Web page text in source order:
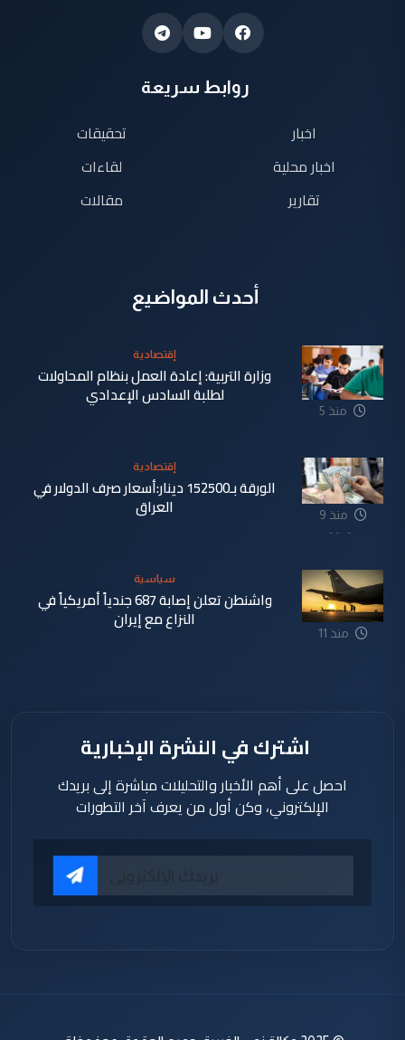
روابط سريعة
اخبار
اخبار محلية
تقارير
تحقيقات
لقاءات
مقالات
أحدث المواضيع
منذ 5
إقتصادية
وزارة التربية: إعادة العمل بنظام المحاولات
لطلبة السادس الإعدادي
منذ 9
دقيقة
إقتصادية
الورقة بـ152500 دينار:أسعار صرف الدولار في
العراق
منذ 11
سياسية
واشنطن تعلن إصابة 687 جندياً أمريكياً في
النزاع مع إيران
اشترك في النشرة الإخبارية
احصل على أهم الأخبار والتحليلات مباشرة إلى بريدك
الإلكتروني، وكن أول من يعرف آخر التطورات